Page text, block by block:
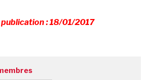
: 18/01/2017